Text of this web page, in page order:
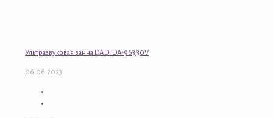
Ультразвуковая ванна DADI DA-963 30V
06.06.2023